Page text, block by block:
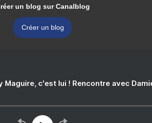
un blog sur Canalblog
Créer un blog
Maguire, c'est lui ! Rencontre avec